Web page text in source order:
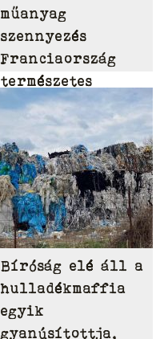
műanyag
szennyezés
Franciaország
természetes
vizeiben
Bíróság elé áll a
hulladékmaffia
egyik
gyanúsítottja,